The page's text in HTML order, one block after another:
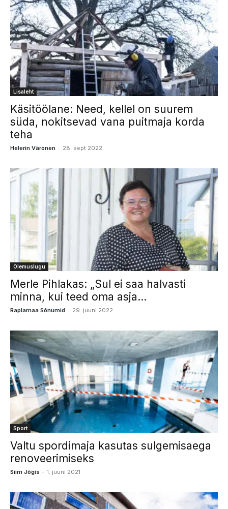
Lisaleht
Käsitöölane: Need, kellel on suurem
süda, nokitsevad vana puitmaja korda
teha
Helerin Väronen - 28. sept 2022
Olemuslugu
Merle Pihlakas: „Sul ei saa halvasti
minna, kui teed oma asja...
Raplamaa Sõnumid - 29. juuni 2022
Sport
Valtu spordimaja kasutas sulgemisaega
renoveerimiseks
Siim Jõgis - 1. juuni 2021